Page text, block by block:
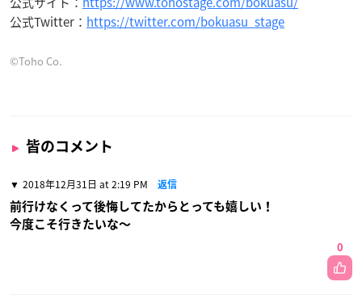
公式Twitter： https://twitter.com/bokuasu_stage
©Toho Co.
皆のコメント
2018年12月31日 at 2:19 PM 返信
前行けなくって後悔してたからとっても嬉しい！
今度こそ行きたいな〜
0